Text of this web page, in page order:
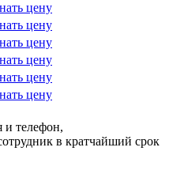
цену
цену
цену
цену
цену
цену
телефон,
в кратчайший срок